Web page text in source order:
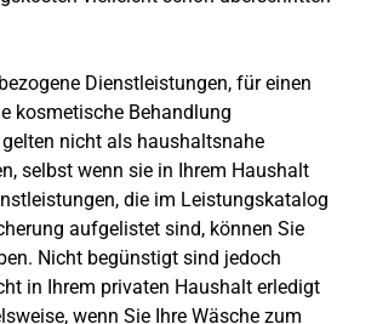
Dienstleistungen, für einen
kosmetische Behandlung
nicht als haushaltsnahe
selbst wenn sie in Ihrem Haushalt
die im Leistungskatalog
aufgelistet sind, können Sie
Nicht begünstigt sind jedoch
in Ihrem privaten Haushalt erledigt
wenn Sie Ihre Wäsche zum